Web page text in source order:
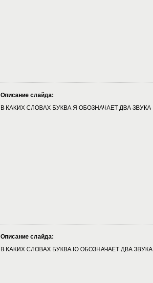
Описание слайда:
В КАКИХ СЛОВАХ БУКВА Я ОБОЗНАЧАЕТ ДВА ЗВУКА
Описание слайда:
В КАКИХ СЛОВАХ БУКВА Ю ОБОЗНАЧАЕТ ДВА ЗВУКА